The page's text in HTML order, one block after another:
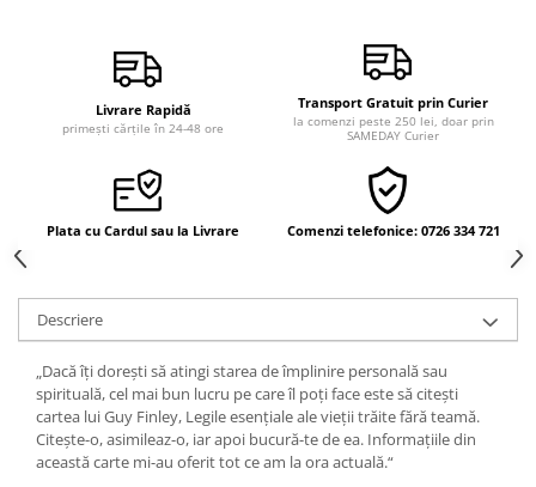
Psihologie practică
Sexualitate
Lumea îngerilor
Seria Masaru Emoto
Inspiraţie divină
Îngeri
Viaţa de după moarte
Cristale
Supă de pui pentru suflet
Yoga
Livrare Rapidă
primești cărțile în 24-48 ore
Transport Gratuit prin Curier
la comenzi peste 250 lei, doar prin
SAMEDAY Curier
Plata cu Cardul sau la Livrare Comenzi telefonice: 0726 334 721
Descriere
„Dacă îţi doreşti să atingi starea de împlinire personală sau
spirituală, cel mai bun lucru pe care îl poţi face este să citeşti
cartea lui Guy Finley, Legile esenţiale ale vieţii trăite fără teamă.
Citeşte-o, asimileaz-o, iar apoi bucură-te de ea. Informaţiile din
această carte mi-au oferit tot ce am la ora actuală.“